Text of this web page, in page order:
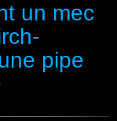
un mec
pipe